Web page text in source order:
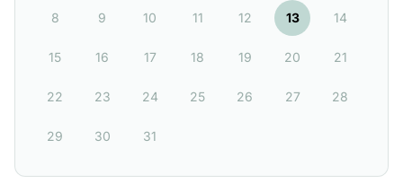
8 9 10 11 12 13 14
15 16 17 18 19 20 21
22 23 24 25 26 27 28
29 30 31